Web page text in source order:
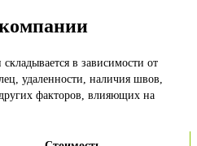
в зависимости от
удаленности, наличия швов,
факторов, влияющих на